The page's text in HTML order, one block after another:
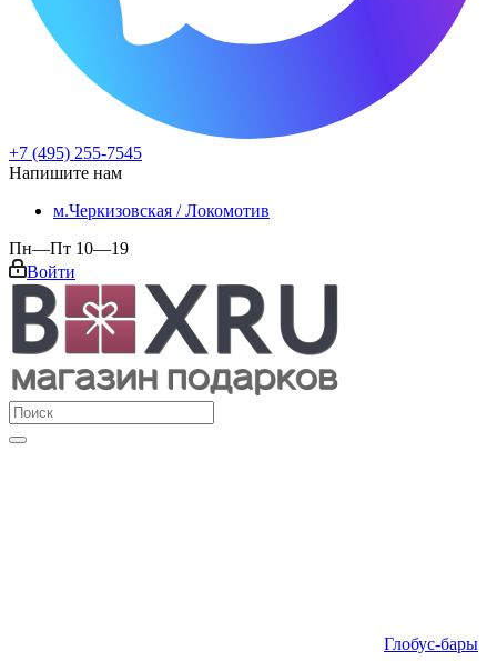
+7 (495) 255-7545
Напишите нам
м.Черкизовская / Локомотив
Пн—Пт 10—19
Войти
Глобус-бары